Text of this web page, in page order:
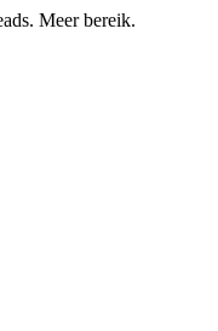
Meer bereik.